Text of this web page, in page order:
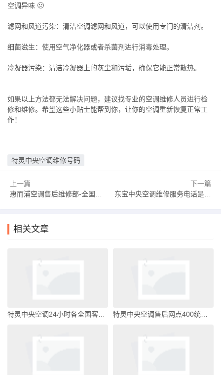
空调异味 🤢
滤网和风道污染：清洁空调滤网和风道，可以使用专门的清洁剂。
细菌滋生：使用空气净化器或者杀菌剂进行消毒处理。
冷凝器污染：清洁冷凝器上的灰尘和污垢，确保它能正常散热。
如果以上方法都无法解决问题，建议找专业的空调维修人员进行检
修和维修。希望这些小贴士能帮到你，让你的空调重新恢复正常工
作！
特灵中央空调维修号码
上一篇
惠而浦空调售后维修部-全国统一24小时电话中心惠而浦空调售后服务维修中心
下一篇
东宝中央空调维修服务电话是多少东宝中央空调开关面板
相关文章